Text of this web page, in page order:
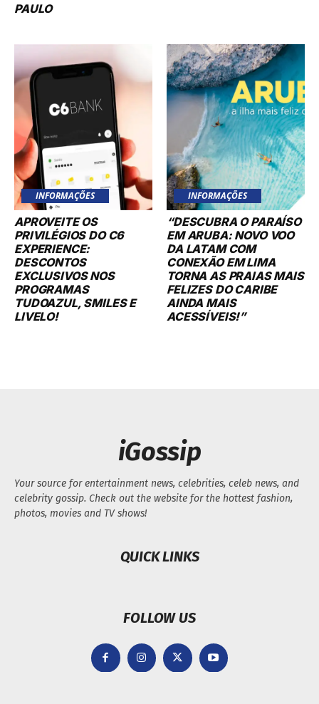
PAULO
INFORMAÇÕES
APROVEITE OS
PRIVILÉGIOS DO C6
EXPERIENCE:
DESCONTOS
EXCLUSIVOS NOS
PROGRAMAS
TUDOAZUL, SMILES E
LIVELO!
INFORMAÇÕES
“DESCUBRA O PARAÍSO
EM ARUBA: NOVO VOO
DA LATAM COM
CONEXÃO EM LIMA
TORNA AS PRAIAS MAIS
FELIZES DO CARIBE
AINDA MAIS
ACESSÍVEIS!”
iGossip
Your source for entertainment news, celebrities, celeb news, and
celebrity gossip. Check out the website for the hottest fashion,
photos, movies and TV shows!
QUICK LINKS
FOLLOW US